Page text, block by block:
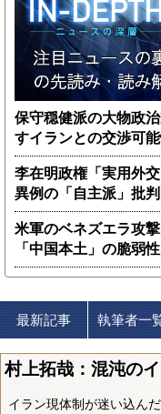
保守穏健派の大物政
すイランとの交渉可
李在明政権「実用外
異例の「自主派」批判
米軍のベネズエラ攻
「中国本土」の脆弱性
最新記事 執筆者一
村上拓哉：混沌の
イラン現体制が迷い込ん